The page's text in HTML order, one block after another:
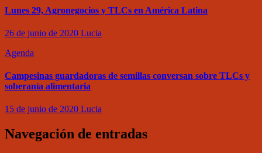
Lunes 29, Agronegocios y TLCs en América Latina
26 de junio de 2020 Lucia
Agenda
Campesinas guardadoras de semillas conversan sobre TLCs y
soberanía alimentaria
15 de junio de 2020 Lucia
Navegación de entradas